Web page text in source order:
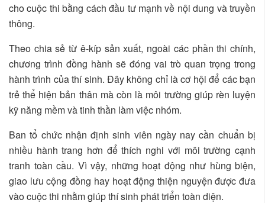
cho cuộc thi bằng cách đầu tư mạnh về nội dung và truyền
thông.
Theo chia sẻ từ ê-kíp sản xuất, ngoài các phần thi chính,
chương trình đồng hành sẽ đóng vai trò quan trọng trong
hành trình của thí sinh. Đây không chỉ là cơ hội để các bạn
trẻ thể hiện bản thân mà còn là môi trường giúp rèn luyện
kỹ năng mềm và tinh thần làm việc nhóm.
Ban tổ chức nhận định sinh viên ngày nay cần chuẩn bị
nhiều hành trang hơn để thích nghi với môi trường cạnh
tranh toàn cầu. Vì vậy, những hoạt động như hùng biện,
giao lưu cộng đồng hay hoạt động thiện nguyện được đưa
vào cuộc thi nhằm giúp thí sinh phát triển toàn diện.